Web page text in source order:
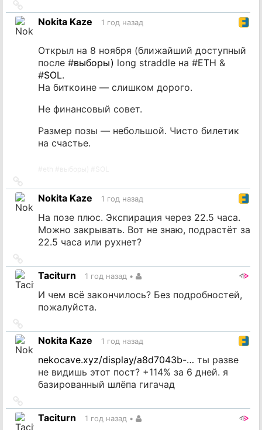
на
источник
Nokita Kaze 1 год назад
Открыл на 8 ноября (ближайший доступный
после #выборы) long straddle на #ETH &
#SOL.
На биткоине — слишком дорого.
Не финансовый совет.
Размер позы — небольшой. Чисто билетик
на счастье.
на
источник
Nokita Kaze 1 год назад
На позе плюс. Экспирация через 22.5 часа.
Можно закрывать. Вот не знаю, подрастёт за
22.5 часа или рухнет?
на
источник
Taciturn 1 год назад •
И чем всё закончилось? Без подробностей,
пожалуйста.
на
источник
Nokita Kaze 1 год назад
nekocave.xyz/display/a8d7043b-… ты разве
не видишь этот пост? +114% за 6 дней. я
базированный шлёпа гигачад
на
источник
Taciturn 1 год назад •